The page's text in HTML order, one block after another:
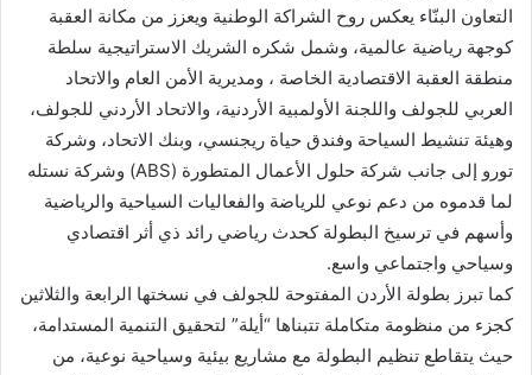
التعاون البنّاء يعكس روح الشراكة الوطنية ويعزز من ‏مكانة العقبة
كوجهة رياضية عالمية، وشمل شكره الشريك الاستراتيجية سلطة
منطقة العقبة ‏الاقتصادية الخاصة ، ومديرية الأمن العام والاتحاد
العربي للجولف واللجنة الأولمبية الأردنية، ‏والاتحاد الأردني للجولف،
وهيئة تنشيط السياحة وفندق حياة ريجنسي، وبنك الاتحاد، وشركة
‏تورو إلى جانب شركة حلول الأعمال المتطورة (‏ABS‏) وشركة نستله
لما قدموه من دعم ‏نوعي للرياضة والفعاليات السياحية والرياضية
وأسهم في ترسيخ البطولة كحدث رياضي رائد ‏ذي أثر اقتصادي
وسياحي واجتماعي واسع.‏
كما تبرز بطولة الأردن المفتوحة للجولف في نسختها الرابعة والثلاثين
كجزء من منظومة ‏متكاملة تتبناها “أيلة” لتحقيق التنمية المستدامة،
حيث يتقاطع تنظيم البطولة مع مشاريع بيئية ‏وسياحية نوعية، من